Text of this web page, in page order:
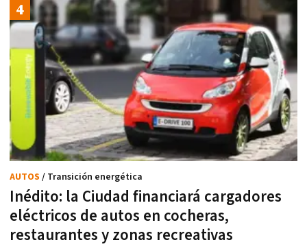
Inédito: la Ciudad financiará cargadores
eléctricos de autos en cocheras,
restaurantes y zonas recreativas
AUTOS / Transición energética